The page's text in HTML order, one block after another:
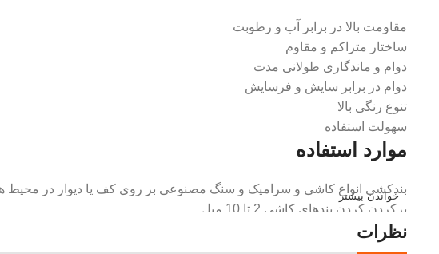
مقاومت بالا در برابر آب و رطوبت
ساختار متراکم و مقاوم
دوام و ماندگاری طولانی مدت
دوام در برابر سایش و فرسایش
تنوع رنگی بالا
سهولت استفاده
موارد استفاده
بندکشی انواع کاشی و سراميک و سنگ مصنوعی بر روی کف یا دیوار در محيط
پرکردن کردن بندهای کاشی 2 تا 10 ميل
بندکشی روی کف های دارای گرمایش
خواندن بیشتر
نظرات